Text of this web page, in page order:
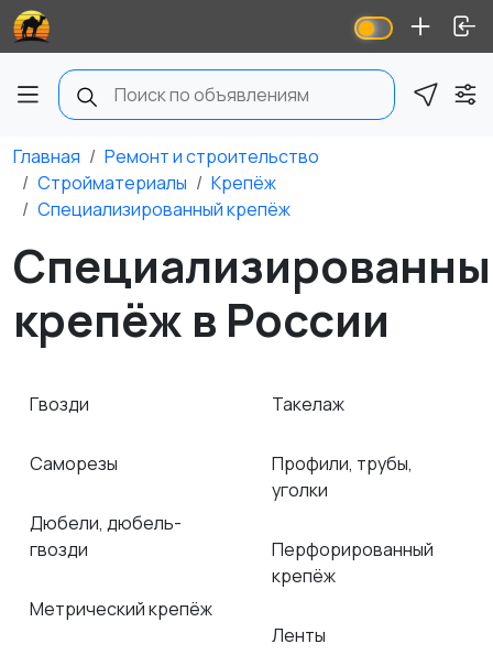
Главная
Ремонт и строительство
Стройматериалы
Крепёж
Специализированный крепёж
крепёж в России
Гвозди
Саморезы
Дюбели, дюбель-
гвозди
Метрический крепёж
Такелаж
Профили, трубы,
уголки
Перфорированный
крепёж
Ленты